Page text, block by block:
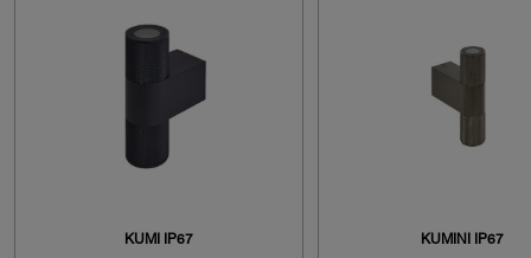
KUMI IP67 KUMINI IP67